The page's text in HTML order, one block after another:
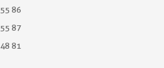
86
87
81